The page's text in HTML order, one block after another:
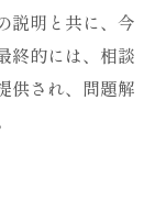
説明と共に、今
終的には、相談
供され、問題解